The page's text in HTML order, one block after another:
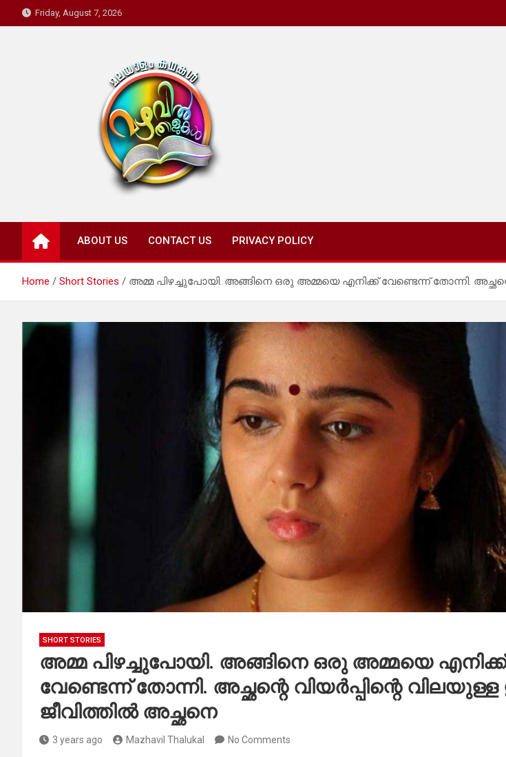
to
Friday, August 7, 2026
Mazhavil Thalukal
ABOUT US CONTACT US PRIVACY POLICY
Home Short Stories അമ്മ പിഴച്ചുപോയി. അങ്ങിനെ ഒരു അമ്മയെ എനിക്ക് വേണ്ടെന്ന് തോന്നി.
SHORT STORIES
അമ്മ പിഴച്ചുപോയി. അങ്ങിനെ ഒരു അമ്മയെ എനിക്ക്
വേണ്ടെന്ന് തോന്നി. അച്ഛന്റെ വിയർപ്പിന്റെ
ജീവിത്തിൽ അച്ഛനെ
3 years ago Mazhavil Thalukal No Comments